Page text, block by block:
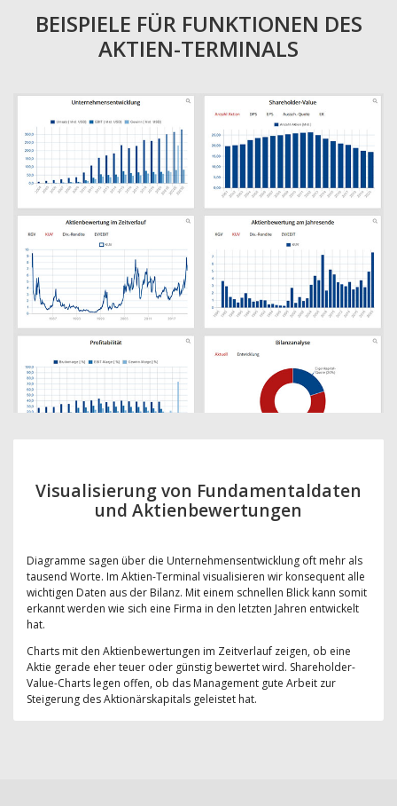
BEISPIELE FÜR FUNKTIONEN DES
AKTIEN-TERMINALS
Visualisierung von Fundamentaldaten
und Aktienbewertungen
Diagramme sagen über die Unternehmensentwicklung oft mehr als
tausend Worte. Im Aktien-Terminal visualisieren wir konsequent alle
wichtigen Daten aus der Bilanz. Mit einem schnellen Blick kann somit
erkannt werden wie sich eine Firma in den letzten Jahren entwickelt
hat.
Charts mit den Aktienbewertungen im Zeitverlauf zeigen, ob eine
Aktie gerade eher teuer oder günstig bewertet wird. Shareholder-
Value-Charts legen offen, ob das Management gute Arbeit zur
Steigerung des Aktionärskapitals geleistet hat.